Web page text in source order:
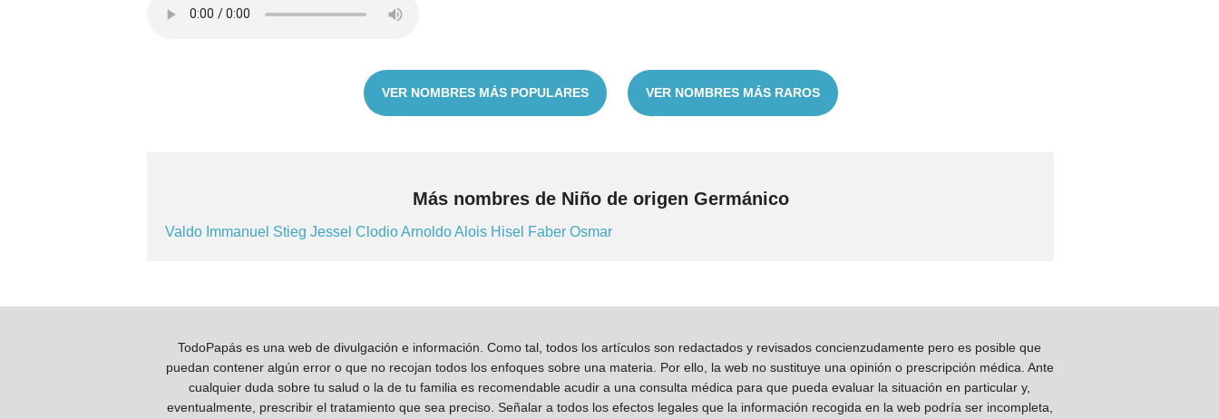
VER NOMBRES MÁS POPULARES VER NOMBRES MÁS RAROS
Más nombres de Niño de origen Germánico
Valdo Immanuel Stieg Jessel ClodioArnoldoAlois Hisel Faber Osmar
TodoPapás es una web de divulgación e información. Como tal, todos los artículos son redactados y revisados concienzudamente pero es posible que
puedan contener algún error o que no recojan todos los enfoques sobre una materia. Por ello, la web no sustituye una opinión o prescripción médica. Ante
cualquier duda sobre tu salud o la de tu familia es recomendable acudir a una consulta médica para que pueda evaluar la situación en particular y,
eventualmente, prescribir el tratamiento que sea preciso. Señalar a todos los efectos legales que la información recogida en la web podría ser incompleta,